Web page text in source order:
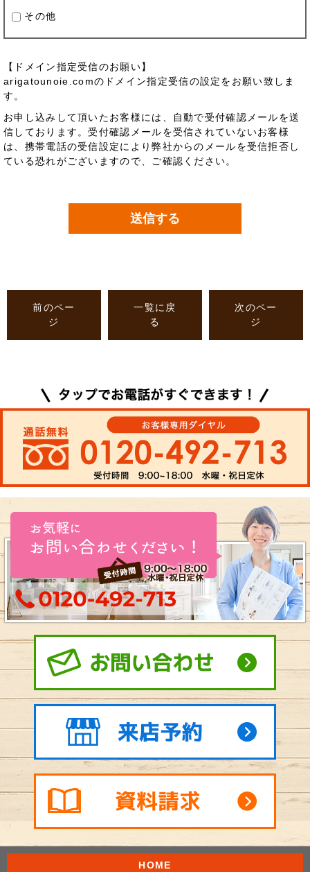
その他
【ドメイン指定受信のお願い】
arigatounoie.comのドメイン指定受信の設定をお願い致しま
す。
お申し込みして頂いたお客様には、自動で受付確認メールを送
信しております。受付確認メールを受信されていないお客様
は、携帯電話の受信設定により弊社からのメールを受信拒否し
ている恐れがございますので、ご確認ください。
前のペー
ジ
一覧に戻
る
次のペー
ジ
HOME